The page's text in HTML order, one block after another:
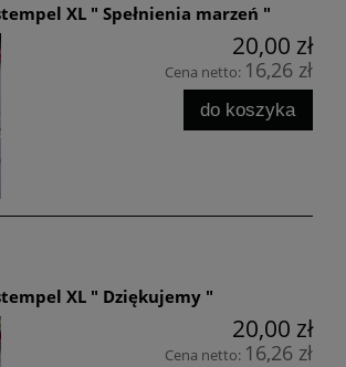
XL " Spełnienia marzeń "
20,00 zł
Cena netto: 16,26 zł
do koszyka
XL " Dziękujemy "
20,00 zł
Cena netto: 16,26 zł